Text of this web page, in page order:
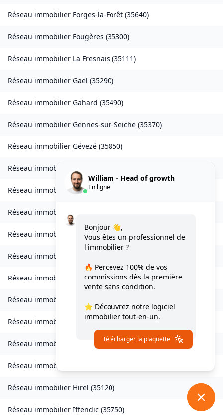
Réseau immobilier Forges-la-Forêt (35640)
Réseau immobilier Fougères (35300)
Réseau immobilier La Fresnais (35111)
Réseau immobilier Gaël (35290)
Réseau immobilier Gahard (35490)
Réseau immobilier Gennes-sur-Seiche (35370)
Réseau immobilier Gévezé (35850)
Réseau immobilier
Réseau immobilierLa Gouesnière
Réseau immobilier
Réseau immobilier Grand-Fougeray (35390)
Réseau immobilier
Réseau immobilier Guichen(35580)
Réseau immobilier
Réseau immobilier Guipel(35440)
Réseau immobilier Hédé-Bazouges (35630)
Réseau immobilier
Réseau immobilier Hirel (35120)
Réseau immobilier Iffendic (35750)
William - Head of growth
En ligne
Bonjour 👋,
Vous êtes un professionnel de
l'immobilier ?
🔥 Percevez 100% de vos
commissions dès la première
vente sans condition.
⭐ Découvrez notre logiciel
immobilier tout-en-un.
Télécharger la plaquette